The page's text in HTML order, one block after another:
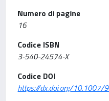
Numero di pagine
16
Codice ISBN
3-540-24574-X
Codice DOI
https://dx.doi.org/